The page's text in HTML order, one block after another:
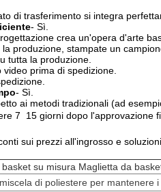
di trasferimento si integra
- Sì.
crea un'opera d'arte
produzione, stampate un
tutta la produzione.
prima di spedizione.
- Sì.
ai metodi tradizionali (ad
7  15 giorni dopo
sui prezzi all'ingrosso e
su misura Maglietta da
di poliestere per mantenere